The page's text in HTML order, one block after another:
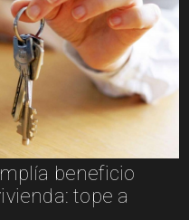
beneficio
tope a